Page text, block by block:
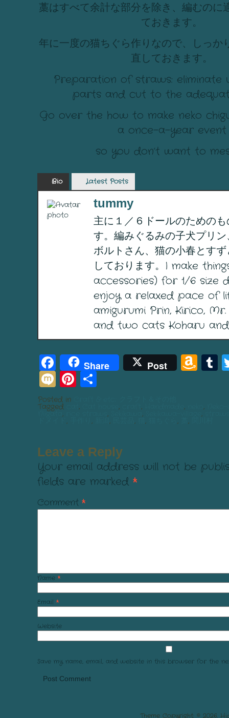
藁はすべて余計な部分を除き、編むのに
ておきます。
年に一度の猫ちぐら作りなので、しっか
直しておきます。
Preparation of straws: eliminate
parts and cut to the
Go over the how to make neko
a once-a-year event
so you don’t want to
Bio Latest Posts
tummy
主に１／６ドールのための
す。編みぐるみの子犬プリ
ボルトさん、猫の小春とす
しております。I make
accessories) for 1/6 size
enjoy a relaxed pace of
amigurumi Prin, Kirico,
and two cats Koharu and
Facebook
Share Post
MixiPinterest
Share
Posted in
Tagged , , , , ,
Niigata , , , ,
, , , , , , ,
Leave a Reply
Your email address will not be
fields are marked *
Comment *
Name *
Email *
Website
Save my name, email, and website in this browser for the
Theme Copyright: © 2026.